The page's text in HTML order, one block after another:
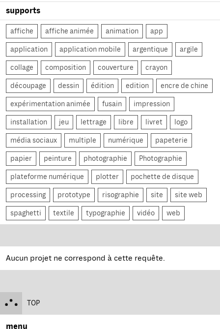
supports
affiche affiche animée animation app
application application mobile argentique argile
collage composition couverture crayon
découpage dessin édition edition encre de chine
expérimentation animée fusain impression
installation jeu lettrage libre livret logo
média sociaux multiple numérique papeterie
papier peinture photographie Photographie
plateforme numérique plotter pochette de disque
processing prototype risographie site site web
spaghetti textile typographie vidéo web
Aucun projet ne correspond à cette requête.
TOP
menu